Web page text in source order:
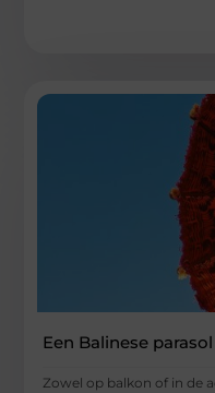
Een Balinese
Zowel op balkon of in de